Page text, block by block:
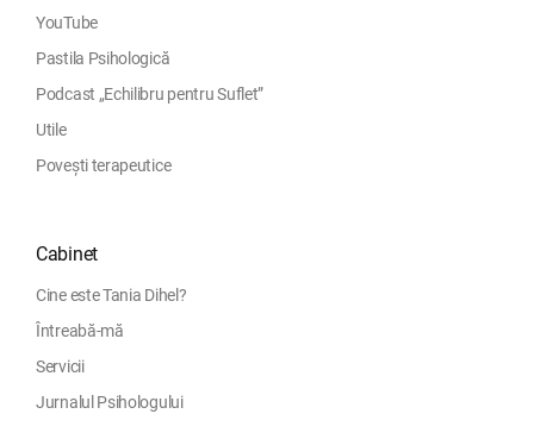
YouTube
Pastila Psihologică
Podcast „Echilibru pentru Suflet”
Utile
Povești terapeutice
Cabinet
Cine este Tania Dihel?
Întreabă-mă
Servicii
Jurnalul Psihologului